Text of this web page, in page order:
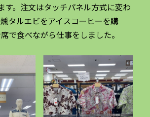
す。注文はタッチパネル方式に変わ
タルエビをアイスコーヒーを購
で食べながら仕事をしました。